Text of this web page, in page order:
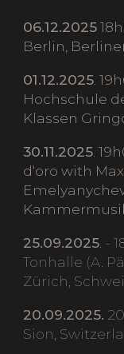
06.12.2025
Berlin,
01.12.2025 .
Hochschule
Klassen
30.11.2025 .
d‘oro with
25.09.2025 . -
Tonhalle (A.
Zürich,
20.09.2025.
Sion,